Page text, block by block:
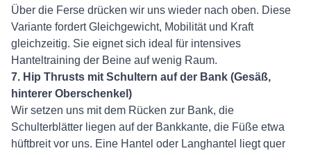
Über die Ferse drücken wir uns wieder nach oben. Diese
Variante fordert Gleichgewicht, Mobilität und Kraft
gleichzeitig. Sie eignet sich ideal für intensives
Hanteltraining der Beine auf wenig Raum.
7. Hip Thrusts mit Schultern auf der Bank (Gesäß,
hinterer Oberschenkel)
Wir setzen uns mit dem Rücken zur Bank, die
Schulterblätter liegen auf der Bankkante, die Füße etwa
hüftbreit vor uns. Eine Hantel oder Langhantel liegt quer